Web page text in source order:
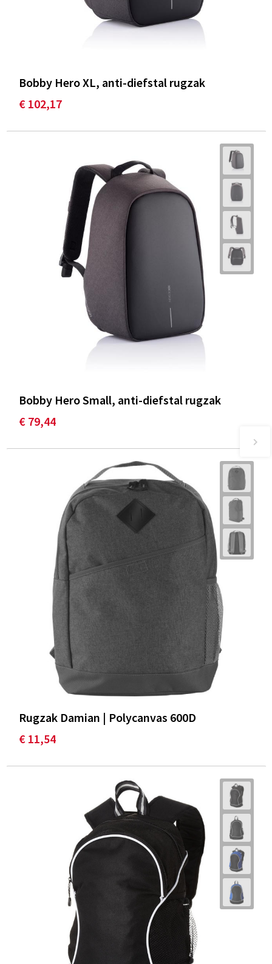
Bobby Hero XL, anti-diefstal rugzak
€ 102,17
Bobby Hero Small, anti-diefstal rugzak
€ 79,44
Rugzak Damian | Polycanvas 600D
€ 11,54